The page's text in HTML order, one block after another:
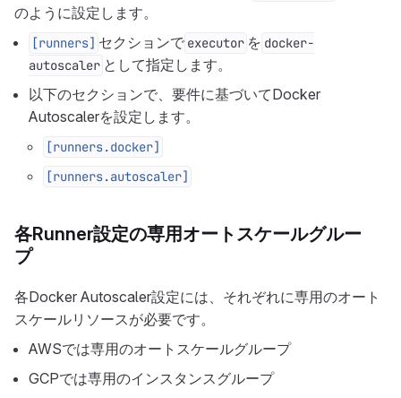
のように設定します。
[runners] セクションで executor を docker-
autoscaler として指定します。
以下のセクションで、要件に基づいてDocker
Autoscalerを設定します。
[runners.docker]
[runners.autoscaler]
各Runner設定の専用オートスケールグルー
プ
各Docker Autoscaler設定には、それぞれに専用のオート
スケールリソースが必要です。
AWSでは専用のオートスケールグループ
GCPでは専用のインスタンスグループ